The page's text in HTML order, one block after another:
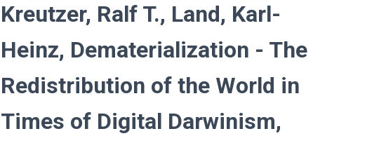
Kreutzer, Ralf T., Land, Karl-
Heinz, Dematerialization - The
Redistribution of the World in
Times of Digital Darwinism,